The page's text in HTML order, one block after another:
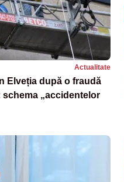
Actualitate
Elveția după o fraudă
„accidentelor